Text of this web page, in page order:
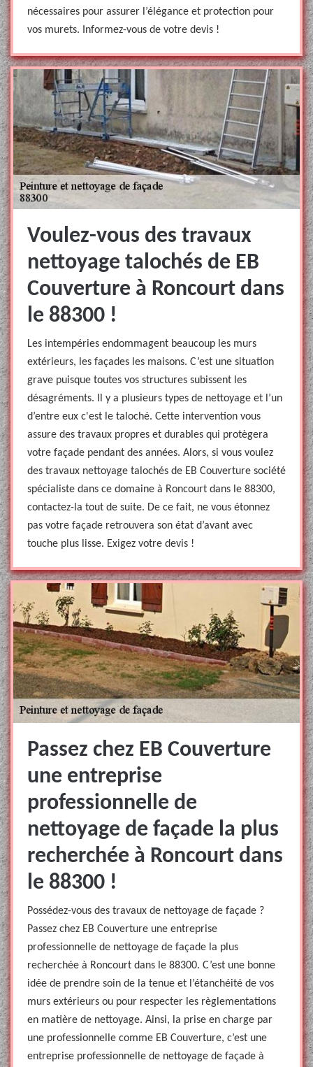
nécessaires pour assurer l’élégance et protection pour
vos murets. Informez-vous de votre devis !
Voulez-vous des travaux
nettoyage talochés de EB
Couverture à Roncourt dans
le 88300 !
Les intempéries endommagent beaucoup les murs
extérieurs, les façades les maisons. C’est une situation
grave puisque toutes vos structures subissent les
désagréments. Il y a plusieurs types de nettoyage et l’un
d’entre eux c'est le taloché. Cette intervention vous
assure des travaux propres et durables qui protègera
votre façade pendant des années. Alors, si vous voulez
des travaux nettoyage talochés de EB Couverture société
spécialiste dans ce domaine à Roncourt dans le 88300,
contactez-la tout de suite. De ce fait, ne vous étonnez
pas votre façade retrouvera son état d’avant avec
touche plus lisse. Exigez votre devis !
Passez chez EB Couverture
une entreprise
professionnelle de
nettoyage de façade la plus
recherchée à Roncourt dans
le 88300 !
Possédez-vous des travaux de nettoyage de façade ?
Passez chez EB Couverture une entreprise
professionnelle de nettoyage de façade la plus
recherchée à Roncourt dans le 88300. C’est une bonne
idée de prendre soin de la tenue et l’étanchéité de vos
murs extérieurs ou pour respecter les règlementations
en matière de nettoyage. Ainsi, la prise en charge par
une professionnelle comme EB Couverture, c’est une
entreprise professionnelle de nettoyage de façade à